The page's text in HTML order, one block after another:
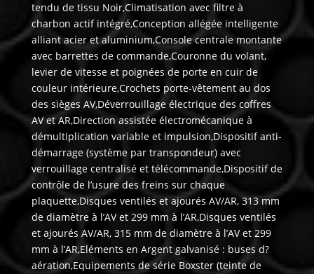
tendu de tissu Noir,Climatisation avec filtre à
charbon actif intégré,Conception allégée intelligente
alliant acier et aluminium,Console centrale montante
avec barrettes de commande,Couronne du volant,
levier de vitesse et poignées de porte en cuir de
couleur intérieure,Crochets porte-vêtement au dos
des sièges AV,Déverrouillage électrique des coffres
AV et AR,Direction assistée électromécanique à
démultiplication variable et impulsion,Dispositif anti-
démarrage (système par transpondeur) avec
verrouillage centralisé et télécommande,Dispositif de
contrôle de l’usure des freins sur chaque
plaquette,Disques ventilés et ajourés AV/AR, 313 mm
de diamètre à l’AV et 299 mm à l’AR,Disques ventilés
et ajourés AV/AR, 315 mm de diamètre à l’AV et 299
mm à l’AR,Eléments en Argent galvanisé : buses d?
aération,Equipements de série Boxster (teinte de